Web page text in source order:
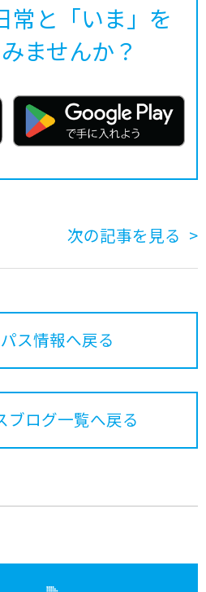
常と「いま」を
ませんか？
次の記事を見る
ス情報へ戻る
ブログ一覧へ戻る